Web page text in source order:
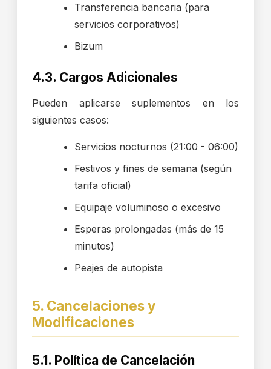
Transferencia bancaria (para
servicios corporativos)
Bizum
4.3. Cargos Adicionales
Pueden aplicarse suplementos en los
siguientes casos:
Servicios nocturnos (21:00 - 06:00)
Festivos y fines de semana (según
tarifa oficial)
Equipaje voluminoso o excesivo
Esperas prolongadas (más de 15
minutos)
Peajes de autopista
5. Cancelaciones y
Modificaciones
5.1. Política de Cancelación